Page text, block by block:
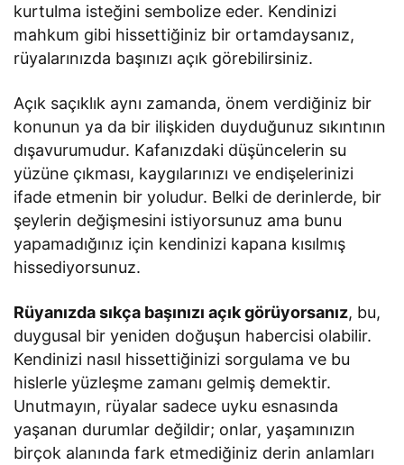
kurtulma isteğini sembolize eder. Kendinizi
mahkum gibi hissettiğiniz bir ortamdaysanız,
rüyalarınızda başınızı açık görebilirsiniz.
Açık saçıklık aynı zamanda, önem verdiğiniz bir
konunun ya da bir ilişkiden duyduğunuz sıkıntının
dışavurumudur. Kafanızdaki düşüncelerin su
yüzüne çıkması, kaygılarınızı ve endişelerinizi
ifade etmenin bir yoludur. Belki de derinlerde, bir
şeylerin değişmesini istiyorsunuz ama bunu
yapamadığınız için kendinizi kapana kısılmış
hissediyorsunuz.
Rüyanızda sıkça başınızı açık görüyorsanız, bu,
duygusal bir yeniden doğuşun habercisi olabilir.
Kendinizi nasıl hissettiğinizi sorgulama ve bu
hislerle yüzleşme zamanı gelmiş demektir.
Unutmayın, rüyalar sadece uyku esnasında
yaşanan durumlar değildir; onlar, yaşamınızın
birçok alanında fark etmediğiniz derin anlamları